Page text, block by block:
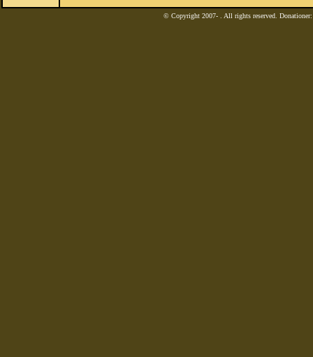
© Copyright 2007- . All rights reserved.